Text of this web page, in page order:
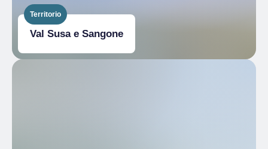
Territorio
Val Susa e Sangone